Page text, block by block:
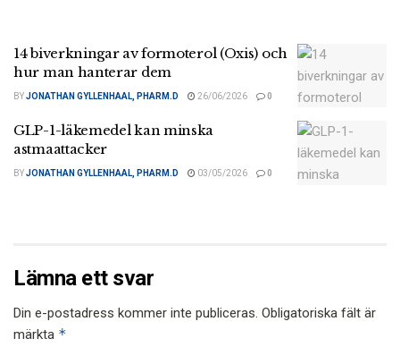
14 biverkningar av formoterol (Oxis) och
hur man hanterar dem
BYJONATHAN GYLLENHAAL, PHARM.D 26/06/2026 0
GLP-1-läkemedel kan minska
astmaattacker
BYJONATHAN GYLLENHAAL, PHARM.D 03/05/2026 0
Lämna ett svar
Din e-postadress kommer inte publiceras. Obligatoriska fält är
märkta *